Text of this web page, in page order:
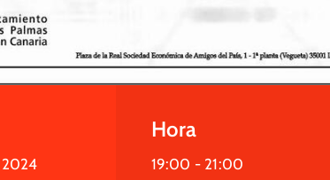
2024
Hora
19:00 - 21:00